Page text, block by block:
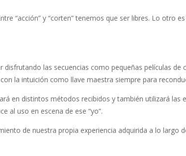
“acción” y “corten” tenemos que ser libres. Lo otro
las secuencias como pequeñas películas
la intuición como llave maestra siempre para
en distintos métodos recibidos y también utilizará las
al uso en escena de ese “yo”.
de nuestra propia experiencia adquirida a lo largo